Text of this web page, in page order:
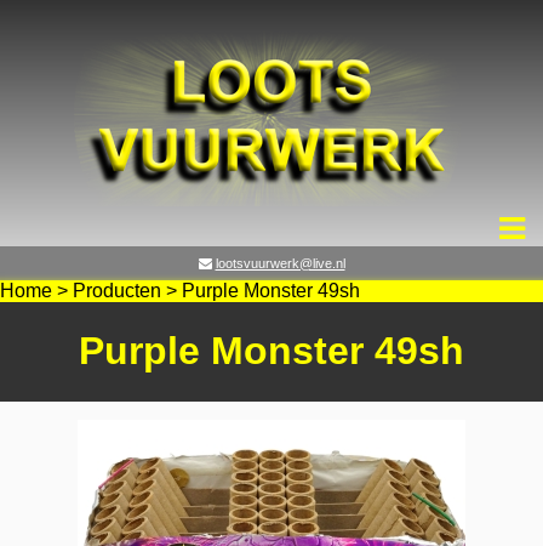
lootsvuurwerk@live.nl
Home > Producten > Purple Monster 49sh
Purple Monster 49sh